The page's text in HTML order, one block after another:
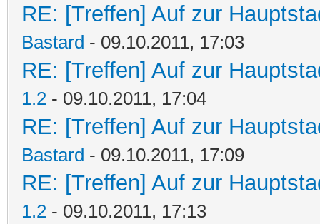
RE: [Treffen] Auf zur
Bastard - 09.10.2011, 17:03
RE: [Treffen] Auf zur
1.2 - 09.10.2011, 17:04
RE: [Treffen] Auf zur
Bastard - 09.10.2011, 17:09
RE: [Treffen] Auf zur
1.2 - 09.10.2011, 17:13